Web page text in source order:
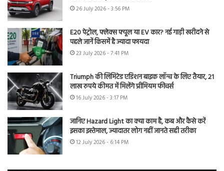
26 July 2026 - 3:56 PM
E20 पेट्रोल, फ्लेक्स फ्यूल या EV कार? नई गाड़ी खरीदने से
पहले जानें किसमें है ज्यादा फायदा
23 July 2026 - 7:41 PM
Triumph की लिमिटेड एडिशन बाइक लॉन्च के लिए तैयार, 21
लाख रुपये कीमत में मिलेंगे प्रीमियम फीचर्स
16 July 2026 - 3:17 PM
जानिए Hazard Light का क्या काम है, कब और कैसे करें
इसका इस्तेमाल, ज्यादातर लोग नहीं जानते सही तरीका
12 July 2026 - 6:14 PM